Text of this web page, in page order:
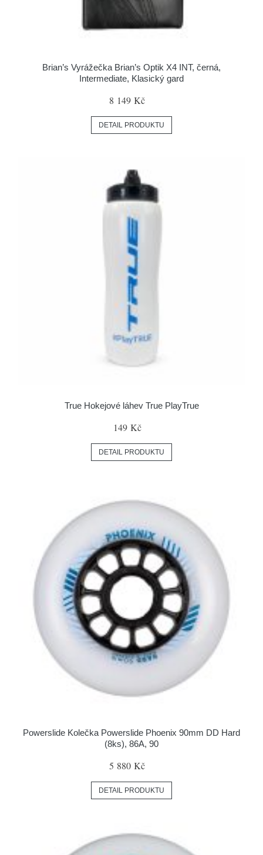
Brian’s Vyrážečka Brian’s Optik X4 INT, černá,
Intermediate, Klasický gard
8 149 Kč
DETAIL PRODUKTU
True Hokejové láhev True PlayTrue
149 Kč
DETAIL PRODUKTU
Powerslide Kolečka Powerslide Phoenix 90mm DD Hard
(8ks), 86A, 90
5 880 Kč
DETAIL PRODUKTU